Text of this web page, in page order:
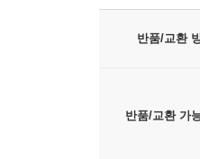
반품/교환
반품/교환 가